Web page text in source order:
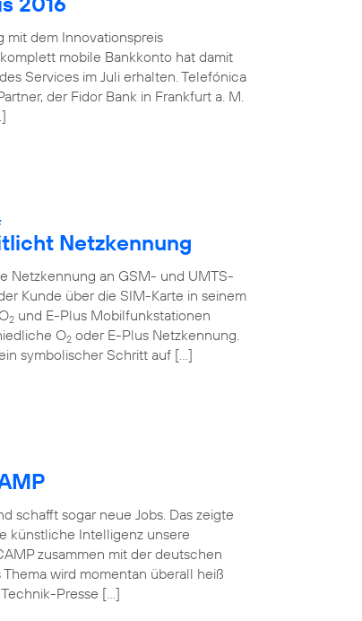
mit dem Innovationspreis
mobile Bankkonto hat damit
Services im Juli erhalten. Telefónica
der Fidor Bank in Frankfurt a. M.
Netzkennung
Netzkennung an GSM- und UMTS-
Kunde über die SIM-Karte in seinem
2 und E-Plus Mobilfunkstationen
O2 oder E-Plus Netzkennung.
symbolischer Schritt auf […]
schafft sogar neue Jobs. Das zeigte
künstliche Intelligenz unsere
zusammen mit der deutschen
wird momentan überall heiß
Presse […]